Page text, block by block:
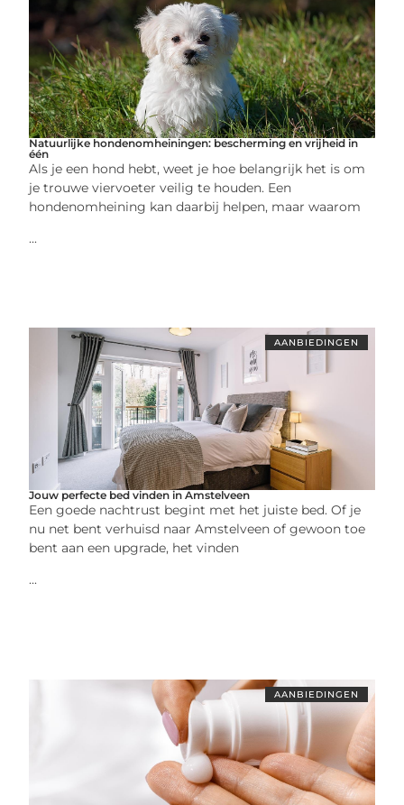
Natuurlijke hondenomheiningen: bescherming en vrijheid in
één
Als je een hond hebt, weet je hoe belangrijk het is om
je trouwe viervoeter veilig te houden. Een
hondenomheining kan daarbij helpen, maar waarom
...
AANBIEDINGEN
Jouw perfecte bed vinden in Amstelveen
Een goede nachtrust begint met het juiste bed. Of je
nu net bent verhuisd naar Amstelveen of gewoon toe
bent aan een upgrade, het vinden
...
AANBIEDINGEN